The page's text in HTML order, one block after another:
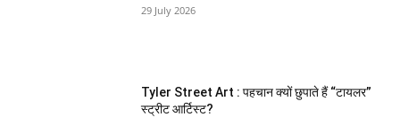
29 July 2026
Tyler Street Art : पहचान क्यों छुपाते हैं “टायलर”
स्ट्रीट आर्टिस्ट?